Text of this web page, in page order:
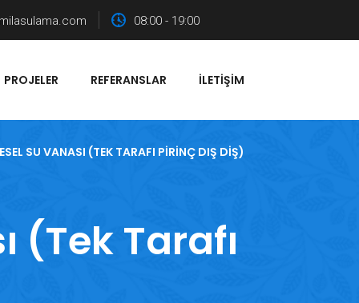
08:00 - 19:00
PROJELER REFERANSLAR İLETIŞIM
SU VANASI (TEK TARAFI PIRINÇ DIŞ DIŞ)
(Tek Tarafı